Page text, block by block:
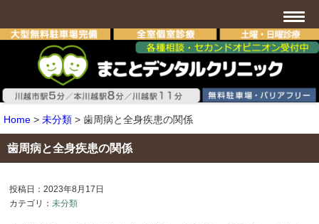
Home > 未分類 > 歯周病と全身疾患の関係
歯周病と全身疾患の関係
投稿日：2023年8月17日
カテゴリ：未分類